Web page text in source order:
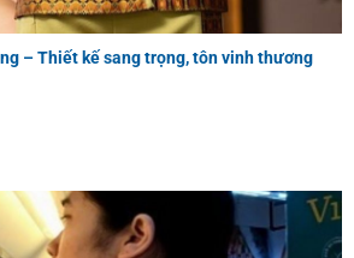
– Thiết kế sang trọng, tôn vinh thương